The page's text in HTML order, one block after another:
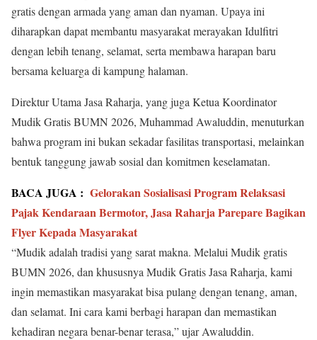
gratis dengan armada yang aman dan nyaman. Upaya ini
diharapkan dapat membantu masyarakat merayakan Idulfitri
dengan lebih tenang, selamat, serta membawa harapan baru
bersama keluarga di kampung halaman.
Direktur Utama Jasa Raharja, yang juga Ketua Koordinator
Mudik Gratis BUMN 2026, Muhammad Awaluddin, menuturkan
bahwa program ini bukan sekadar fasilitas transportasi, melainkan
bentuk tanggung jawab sosial dan komitmen keselamatan.
BACA JUGA : Gelorakan Sosialisasi Program Relaksasi
Pajak Kendaraan Bermotor, Jasa Raharja Parepare Bagikan
Flyer Kepada Masyarakat
“Mudik adalah tradisi yang sarat makna. Melalui Mudik gratis
BUMN 2026, dan khususnya Mudik Gratis Jasa Raharja, kami
ingin memastikan masyarakat bisa pulang dengan tenang, aman,
dan selamat. Ini cara kami berbagi harapan dan memastikan
kehadiran negara benar-benar terasa,” ujar Awaluddin.